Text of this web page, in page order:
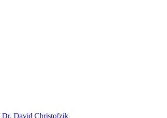
Dr. David Christofzik